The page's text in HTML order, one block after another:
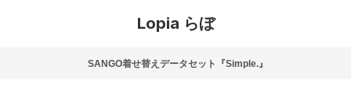
Lopia らぼ
SANGO着せ替えデータセット『Simple.』